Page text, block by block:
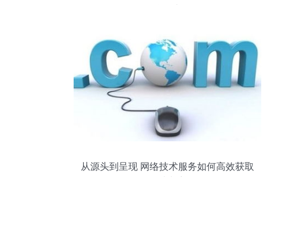
从源头到呈现 网络技术服务如何高效获取